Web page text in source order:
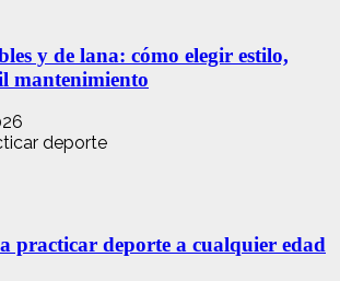
y de lana: cómo elegir estilo,
mantenimiento
practicar deporte a cualquier edad